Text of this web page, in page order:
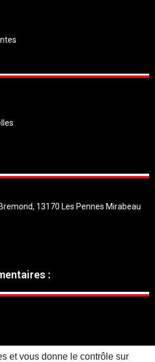
13170 Les Pennes Mirabeau
:
et vous donne le contrôle sur